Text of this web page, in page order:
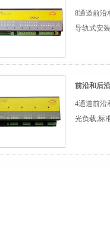
8通道前沿
导轨式安装
前沿和后
4通道前沿
光负载,标